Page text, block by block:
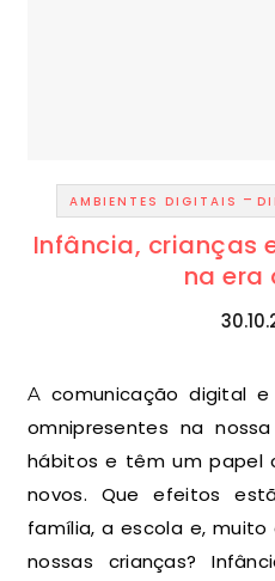
AMBIENTES DIGITAIS -
Infância, crianças
na era
A comunicação digital e a Internet tornaram-se
omnipresentes na
hábitos e têm um papel
novos. Que efeitos
família, a escola e,
nossas crianças?